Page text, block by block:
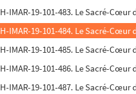
H-IMAR-19-101-483. Le Sacré-Cœur
H-IMAR-19-101-484. Le Sacré-Cœur
H-IMAR-19-101-485. Le Sacré-Cœur
H-IMAR-19-101-486. Le Sacré-Cœur
H-IMAR-19-101-487. Le Sacré-Cœur